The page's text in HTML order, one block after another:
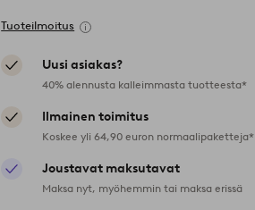
Tuoteilmoitus
Uusi asiakas?
40% alennusta kalleimmasta tuotteesta*
Ilmainen toimitus
Koskee yli 64,90 euron normaalipaketteja*
Joustavat maksutavat
Maksa nyt, myöhemmin tai maksa erissä